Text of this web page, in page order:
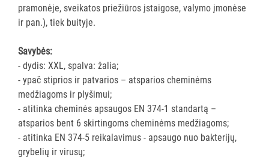
SKALBIMO
PRIEMONĖS
PURVĄ
SUGERIANTYS
KILIMĖLIAI
ASMENS
HIGIENOS
PRIEMONĖS
pramonėje, sveikatos priežiūros įstaigose, valymo įmonėse
ir pan.), tiek buityje.
Savybės:
- dydis: XXL, spalva: žalia;
- ypač stiprios ir patvarios – atsparios cheminėms
medžiagoms ir plyšimui;
- atitinka cheminės apsaugos EN 374-1 standartą –
atsparios bent 6 skirtingoms cheminėms medžiagoms;
- atitinka EN 374-5 reikalavimus - apsaugo nuo bakterijų,
grybelių ir virusų;